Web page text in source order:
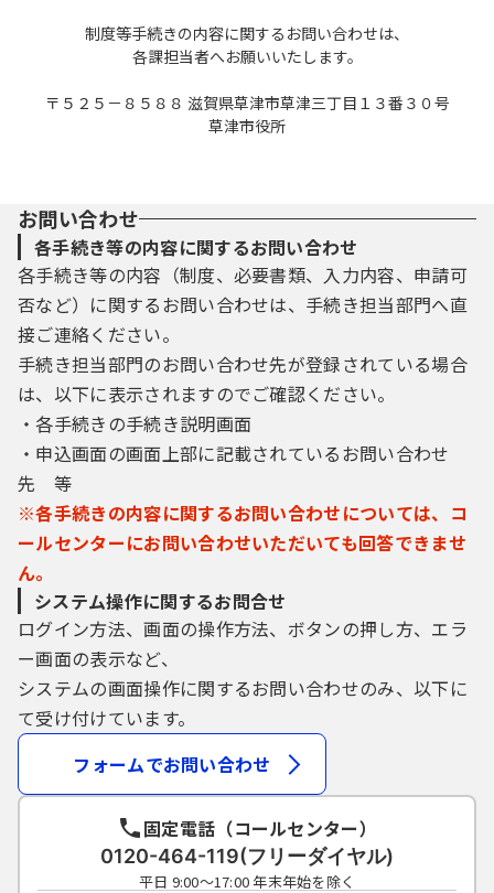
制度等手続きの内容に関するお問い合わせは、
各課担当者へお願いいたします。
〒５２５－８５８８ 滋賀県草津市草津三丁目１３番３０号
草津市役所
お問い合わせ
各手続き等の内容に関するお問い合わせ
各手続き等の内容（制度、必要書類、入力内容、申請可
否など）に関するお問い合わせは、手続き担当部門へ直
接ご連絡ください。
手続き担当部門のお問い合わせ先が登録されている場合
は、以下に表示されますのでご確認ください。
・各手続きの手続き説明画面
・申込画面の画面上部に記載されているお問い合わせ
先 等
※各手続きの内容に関するお問い合わせについては、コ
ールセンターにお問い合わせいただいても回答できませ
ん。
システム操作に関するお問合せ
ログイン方法、画面の操作方法、ボタンの押し方、エラ
ー画面の表示など、
システムの画面操作に関するお問い合わせのみ、以下に
て受け付けています。
フォームでお問い合わせ
固定電話（コールセンター）
0120-464-119(フリーダイヤル)
平日 9:00～17:00 年末年始を除く